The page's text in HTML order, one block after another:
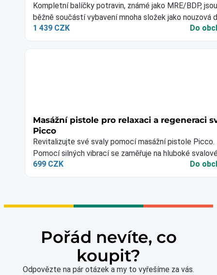
Kompletní balíčky potravin, známé jako MRE/BDP,
běžně součástí vybavení mnoha složek jako nouzová
potravin pro použití…
1 439 CZK Do
Masážní pistole pro relaxaci a regeneraci
Picco
Revitalizujte své svaly pomocí masážní pistole Picco.
Pomocí silných vibrací se zaměřuje na hluboké
napětí a nabízí…
699 CZK Do
Pořád nevíte, co
koupit?
Odpovězte na pár otázek a my to vyřešíme za vás.